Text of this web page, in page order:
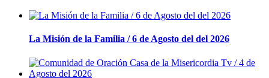
La Misión de la Familia / 6 de Agosto del del 2026